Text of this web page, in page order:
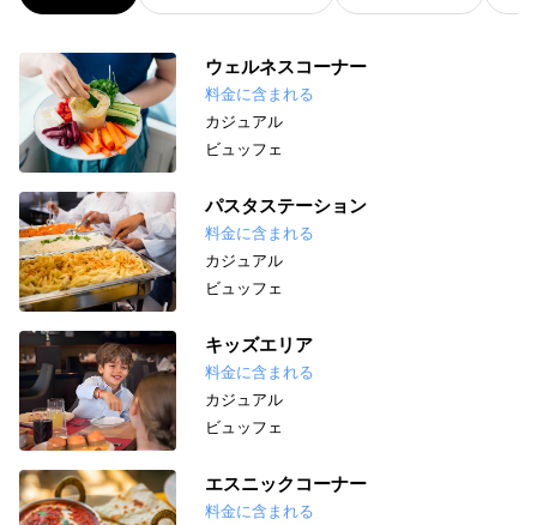
ウェルネスコーナー
料金に含まれる
カジュアル
ビュッフェ
パスタステーション
料金に含まれる
カジュアル
ビュッフェ
キッズエリア
料金に含まれる
カジュアル
ビュッフェ
エスニックコーナー
料金に含まれる